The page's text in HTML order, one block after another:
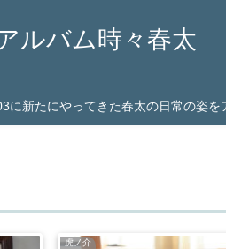
ルバム時々春太
新たにやってきた春太の日常の姿を
虎ノ介